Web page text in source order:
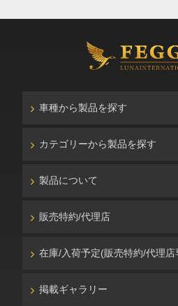
車種から製品を探す
カテゴリーから製品を探す
製品について
販売特約/代理店
在庫/入荷予定(販売特約/代理店
掲載ギャラリー